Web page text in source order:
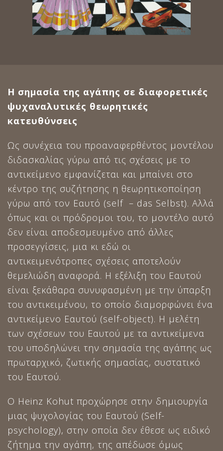
Η σημασία της αγάπης σε διαφορετικές
ψυχαναλυτικές θεωρητικές
κατευθύνσεις
Ως συνέχεια του προαναφερθέντος μοντέλου
διδασκαλίας γύρω από τις σχέσεις με το
αντικείμενο εμφανίζεται και μπαίνει στο
κέντρο της συζήτησης η θεωρητικοποίηση
γύρω από τον Εαυτό (self – das Selbst). Αλλά
όπως και οι πρόδρομοι του, το μοντέλο αυτό
δεν είναι αποδεσμευμένο από άλλες
προσεγγίσεις, μια κι εδώ οι
αντικειμενότροπες σχέσεις αποτελούν
θεμελιώδη αναφορά. Η εξέλιξη του Εαυτού
είναι ξεκάθαρα συνυφασμένη με την ύπαρξη
του αντικειμένου, το οποίο διαμορφώνει ένα
αντικείμενο Εαυτού (self-object). Η μελέτη
των σχέσεων του Εαυτού με τα αντικείμενα
του υποδηλώνει την σημασία της αγάπης ως
πρωταρχικό, ζωτικής σημασίας, συστατικό
του Εαυτού.
Ο Heinz Kohut προχώρησε στην δημιουργία
μιας ψυχολογίας του Εαυτού (Self-
psychology), στην οποία δεν έθεσε ως ειδικό
ζήτημα την αγάπη, της απέδωσε όμως